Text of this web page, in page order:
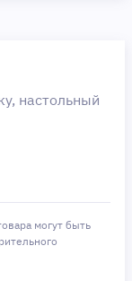
настольный
могут быть